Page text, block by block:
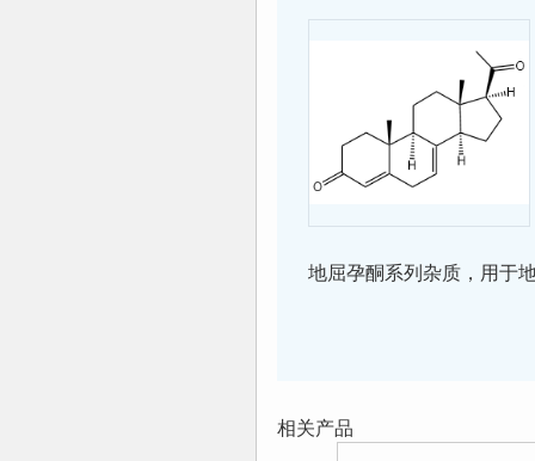
地屈孕酮系列杂质，用于
相关产品